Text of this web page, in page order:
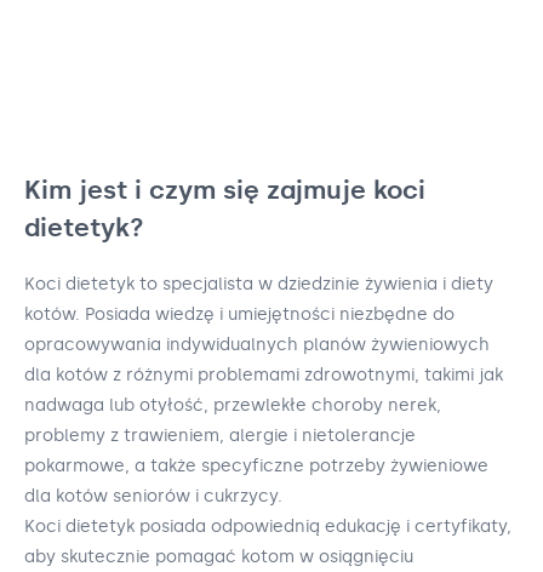
Kim jest i czym się zajmuje koci
dietetyk?
Koci dietetyk to specjalista w dziedzinie żywienia i diety
kotów. Posiada wiedzę i umiejętności niezbędne do
opracowywania indywidualnych planów żywieniowych
dla kotów z różnymi problemami zdrowotnymi, takimi jak
nadwaga lub otyłość, przewlekłe choroby nerek,
problemy z trawieniem, alergie i nietolerancje
pokarmowe, a także specyficzne potrzeby żywieniowe
dla kotów seniorów i cukrzycy.
Koci dietetyk posiada odpowiednią edukację i certyfikaty,
aby skutecznie pomagać kotom w osiągnięciu